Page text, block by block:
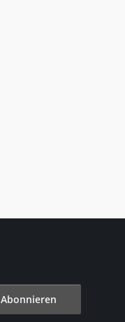
Abonnieren